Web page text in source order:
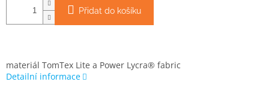
Přidat do košíku
materiál TomTex Lite a Power Lycra® fabric
Detailní informace